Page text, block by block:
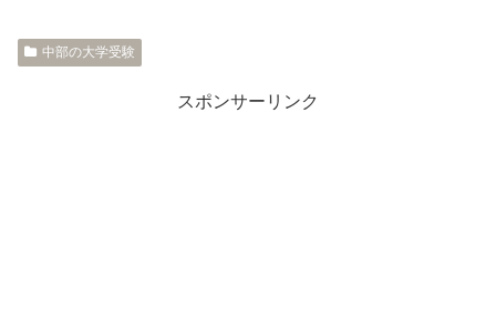
中部の大学受験
スポンサーリンク